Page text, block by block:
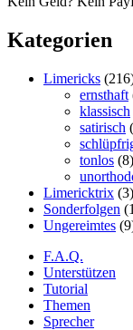
Kategorien
Limericks
ernsthaft
klassisch
satirisch
tonlos (8)
Limericktrix (3)
Sonderfolgen
Ungereimtes
F.A.Q.
Unterstützen
Tutorial
Themen
Sprecher